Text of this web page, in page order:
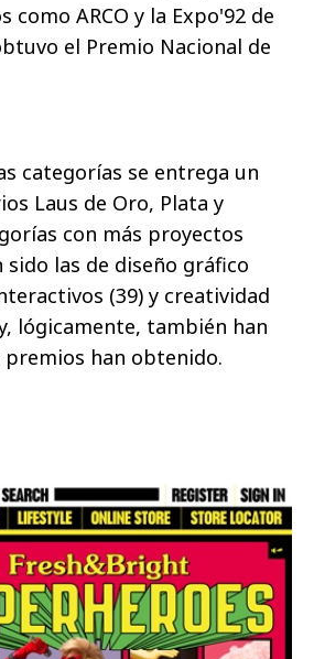
como ARCO y la Expo'92 de
el Premio Nacional de
categorías se entrega un
Laus de Oro, Plata y
con más proyectos
sido las de diseño gráfico
(39) y creatividad
lógicamente, también han
premios han obtenido.